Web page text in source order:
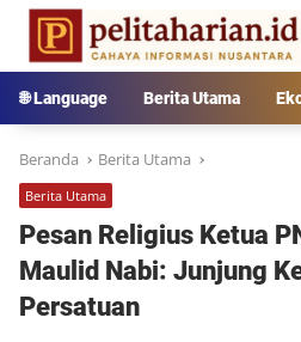
Langsung
konten
🌐 Language Berita Utama
Beranda Berita Utama
Berita Utama
Pesan Religius Ketua
Maulid Nabi: Junjung
Persatuan